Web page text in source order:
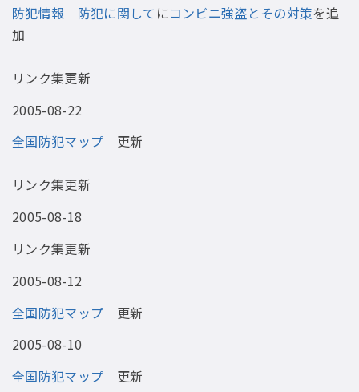
防犯情報 防犯に関して にコンビニ強盗とその対策を追
加
リンク集更新
2005-08-22
全国防犯マップ 更新
リンク集更新
2005-08-18
リンク集更新
2005-08-12
全国防犯マップ 更新
2005-08-10
全国防犯マップ 更新